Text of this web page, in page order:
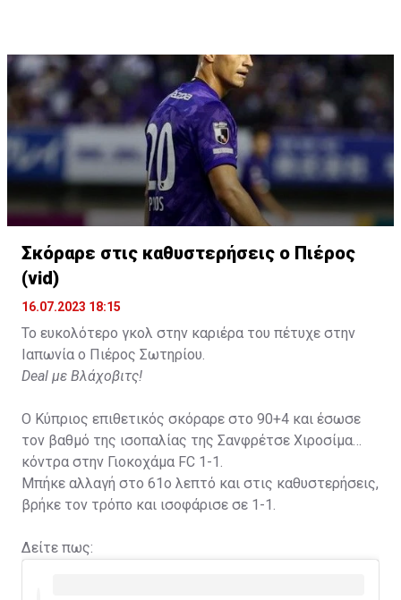
Σκόραρε στις καθυστερήσεις ο Πιέρος
(vid)
16.07.2023 18:15
Το ευκολότερο γκολ στην καριέρα του πέτυχε στην
Ιαπωνία ο Πιέρος Σωτηρίου.
Deal με Βλάχοβιτς!
Ο Κύπριος επιθετικός σκόραρε στο 90+4 και έσωσε
τον βαθμό της ισοπαλίας της Σανφρέτσε Χιροσίμα
κόντρα στην Γιοκοχάμα FC 1-1.
Μπήκε αλλαγή στο 61ο λεπτό και στις καθυστερήσεις,
βρήκε τον τρόπο και ισοφάρισε σε 1-1.
Δείτε πως: